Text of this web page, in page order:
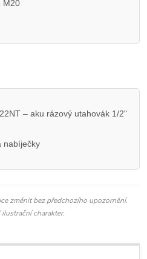
M20
– aku rázový utahovák 1/2"
nabíječky
změnit bez předchozího upozornění.
charakter.